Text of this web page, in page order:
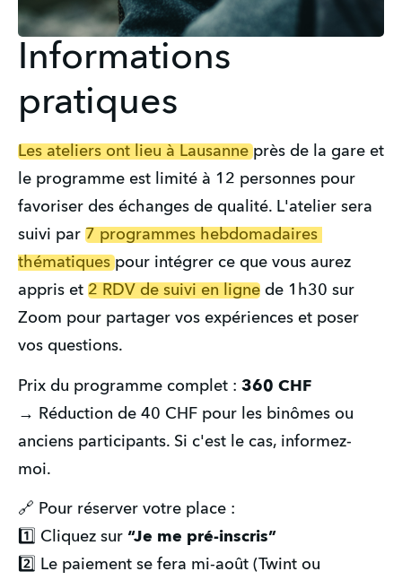
Informations
pratiques
Les ateliers ont lieu à Lausanne près de la gare et
le programme est limité à 12 personnes pour
favoriser des échanges de qualité. L'atelier sera
suivi par 7 programmes hebdomadaires
thématiques pour intégrer ce que vous aurez
appris et 2 RDV de suivi en ligne de 1h30 sur
Zoom pour partager vos expériences et poser
vos questions.
Prix du programme complet : 360 CHF
→ Réduction de 40 CHF pour les binômes ou
anciens participants. Si c'est le cas, informez-
moi.
🔗 Pour réserver votre place :
1️⃣ Cliquez sur “Je me pré-inscris”
2️⃣ Le paiement se fera mi-août (Twint ou